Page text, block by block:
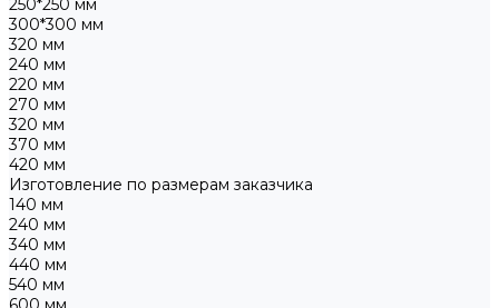
250*250 мм
300*300 мм
320 мм
240 мм
220 мм
270 мм
320 мм
370 мм
420 мм
Изготовление по размерам заказчика
140 мм
240 мм
340 мм
440 мм
540 мм